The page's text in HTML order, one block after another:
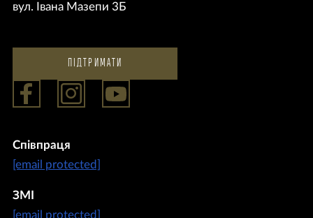
вул. Івана Мазепи 3Б
Співпраця
[email protected]
ЗМІ
[email protected]
ПІДТРИМАТИ